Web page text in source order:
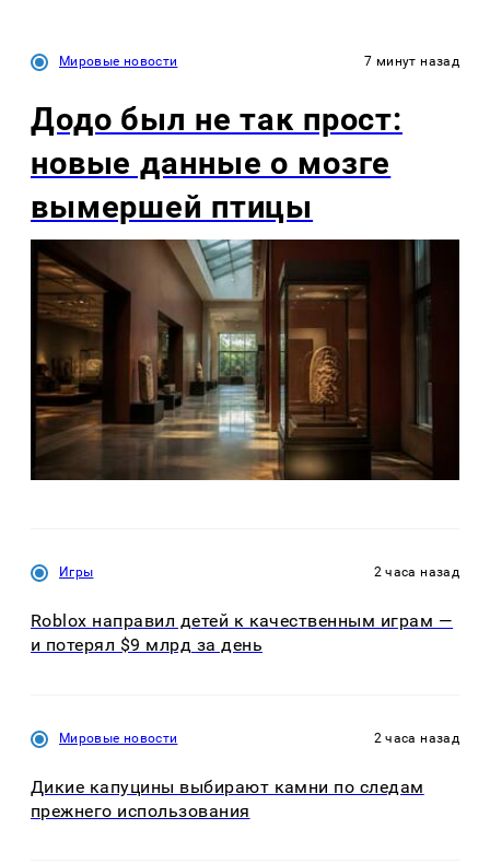
Мировые новости 7 минут назад
Додо был не так прост:
новые данные о мозге
вымершей птицы
Игры 2 часа назад
Roblox направил детей к качественным играм —
и потерял $9 млрд за день
Мировые новости 2 часа назад
Дикие капуцины выбирают камни по следам
прежнего использования